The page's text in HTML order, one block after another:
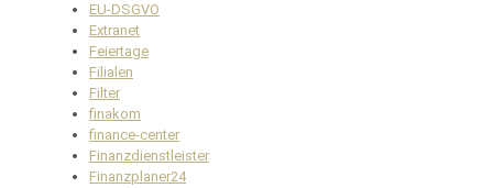
EU-DSGVO
Extranet
Feiertage
Filialen
Filter
finakom
finance-center
Finanzdienstleister
Finanzplaner24